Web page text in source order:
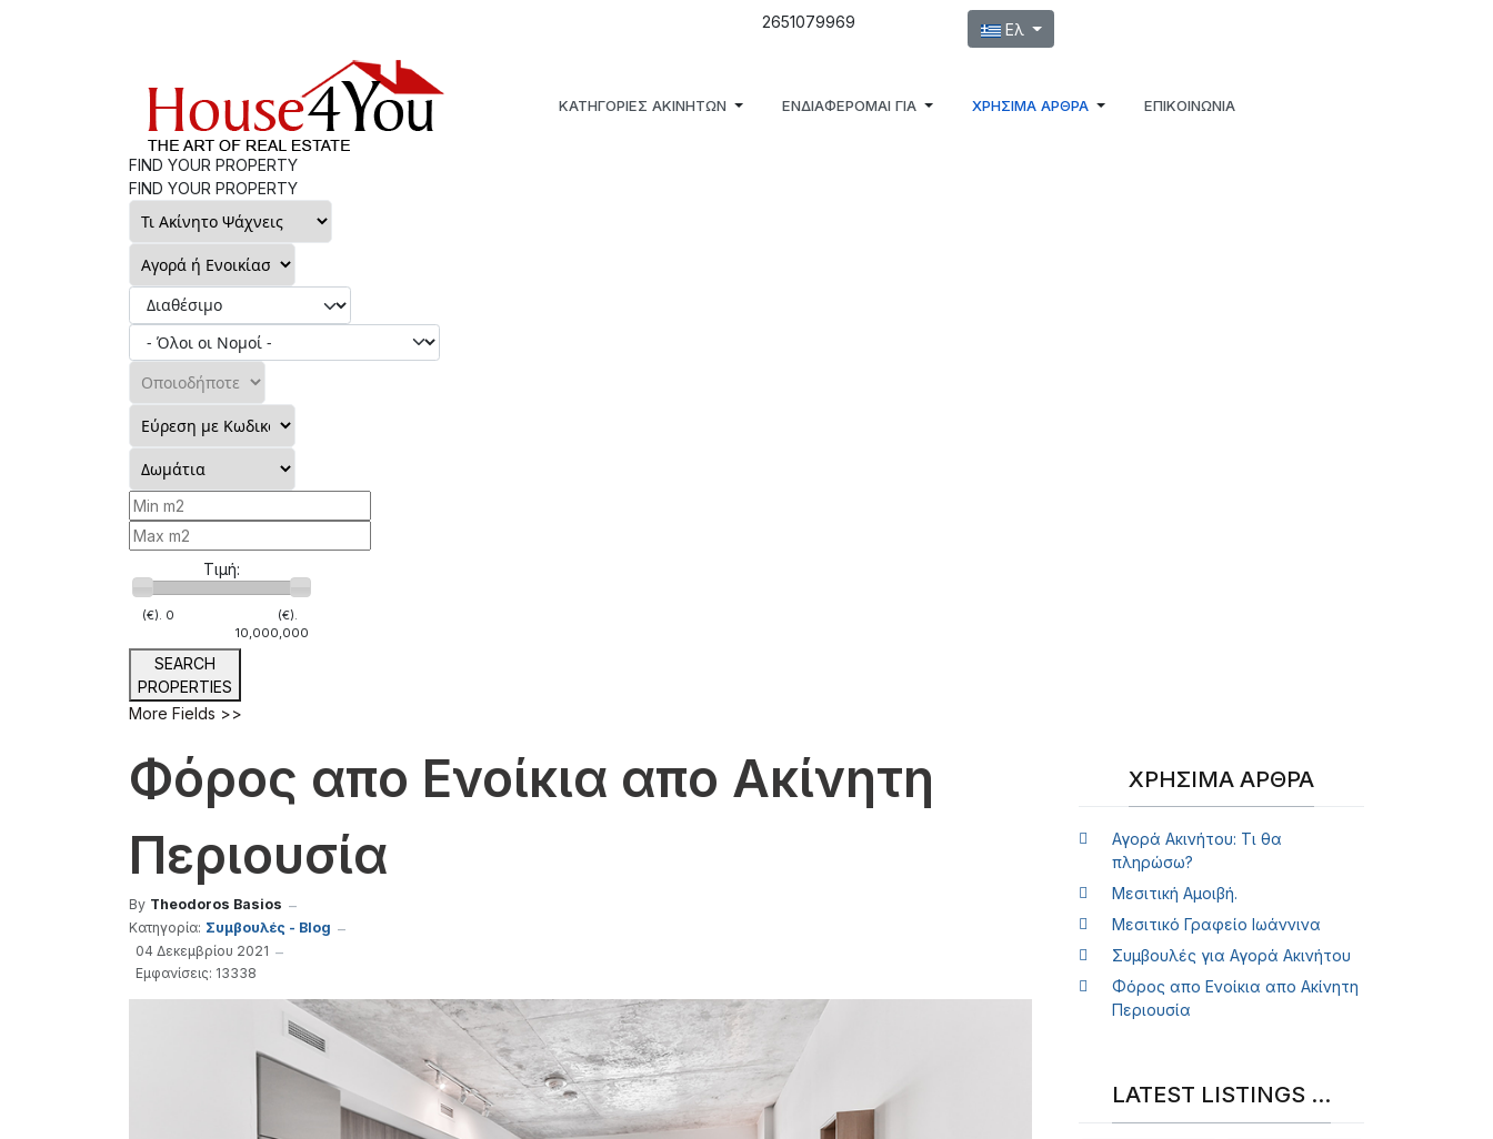
2651079969 Επιλέξτε τη γλώσσα σας
Ελ
ΚΑΤΗΓΟΡΙΕΣ ΑΚΙΝΗΤΩΝ ΕΝΔΙΑΦΕΡΟΜΑΙ ΓΙΑ ΧΡΉΣΙΜΑ ΆΡΘΡΑ ΕΠΙΚΟΙΝΩΝΙΑ
FIND YOUR PROPERTY
FIND YOUR PROPERTY
Τιμή:
(€). 0
(€).
10,000,000
SEARCH
PROPERTIES
More Fields >>
Φόρος απο Ενοίκια απο Ακίνητη
Περιουσία
By Theodoros Basios
Κατηγορία: Συμβουλές - Blog
04 Δεκεμβρίου 2021
Εμφανίσεις: 13338
ΧΡΉΣΙΜΑ ΆΡΘΡΑ
Αγορά Ακινήτου: Τι θα
πληρώσω?
Μεσιτική Αμοιβή.
Μεσιτικό Γραφείο Ιωάννινα
Συμβουλές για Αγορά Ακινήτου
Φόρος απο Ενοίκια απο Ακίνητη
Περιουσία
LATEST LISTINGS ...